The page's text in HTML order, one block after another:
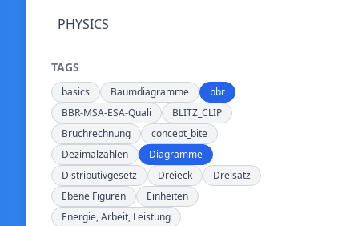
PHYSICS
TAGS
basics Baumdiagramme
bbr
BBR-MSA-ESA-Quali
BLITZ_CLIP
Bruchrechnung
concept_bite
Dezimalzahlen
Diagramme
Distributivgesetz
Dreieck
Dreisatz
Ebene Figuren
Einheiten
Energie, Arbeit, Leistung